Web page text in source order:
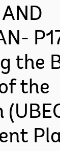
the
the